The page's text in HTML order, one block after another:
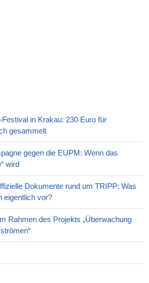
in Krakau: 230 Euro für
gesammelt
gegen die EUPM: Wenn das
wird
Dokumente rund um TRIPP: Was
eigentlich vor?
Rahmen des Projekts „Überwachung